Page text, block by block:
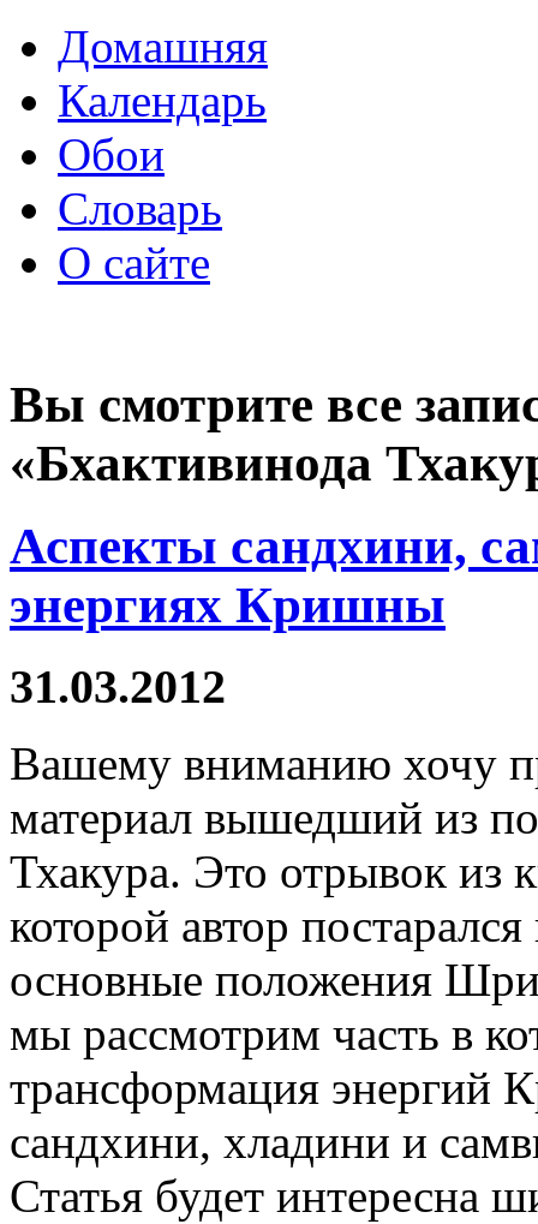
Домашняя
Календарь
Обои
Словарь
О сайте
Вы смотрите все
«Бхактивинода
Аспекты сандхини,
энергиях Кришны
31.03.2012
Вашему вниманию хочу
материал вышедший из
Тхакура. Это отрывок из
которой автор
основные положения
мы рассмотрим часть в
трансформация энергий
сандхини, хладини и
Статья будет интересна